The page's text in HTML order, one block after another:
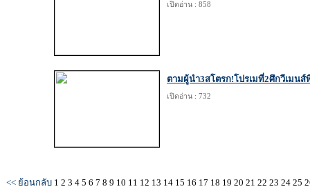
เปิดอ่าน : 858
ตามผู้นำ3สโตรก!โปรเมที่2ศึกวีเมนส์
เปิดอ่าน : 732
<< ย้อนกลับ 1 2 3 4 5 6 7 8 9 10 11 12 13 14 15 16 17 18 19 20 21 22 23 24 25